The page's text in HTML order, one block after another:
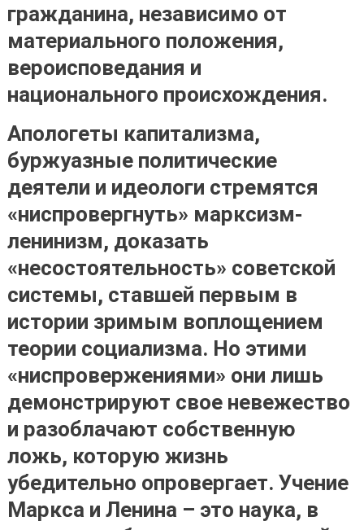
гражданина, независимо от
материального положения,
вероисповедания и
национального происхождения.
Апологеты капитализма,
буржуазные политические
деятели и идеологи стремятся
«ниспровергнуть» марксизм-
ленинизм, доказать
«несостоятельность» советской
системы, ставшей первым в
истории зримым воплощением
теории социализма. Но этими
«ниспровержениями» они лишь
демонстрируют свое невежество
и разоблачают собственную
ложь, которую жизнь
убедительно опровергает. Учение
Маркса и Ленина – это наука, в